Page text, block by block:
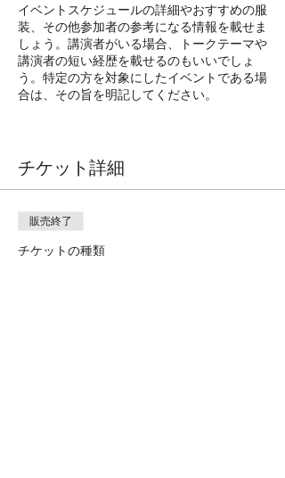
イベントスケジュールの詳細やおすすめの服
装、その他参加者の参考になる情報を載せま
しょう。講演者がいる場合、トークテーマや
講演者の短い経歴を載せるのもいいでしょ
う。特定の方を対象にしたイベントである場
合は、その旨を明記してください。
加意欲を高めましょう。
チケット詳細
販売終了
チケットの種類